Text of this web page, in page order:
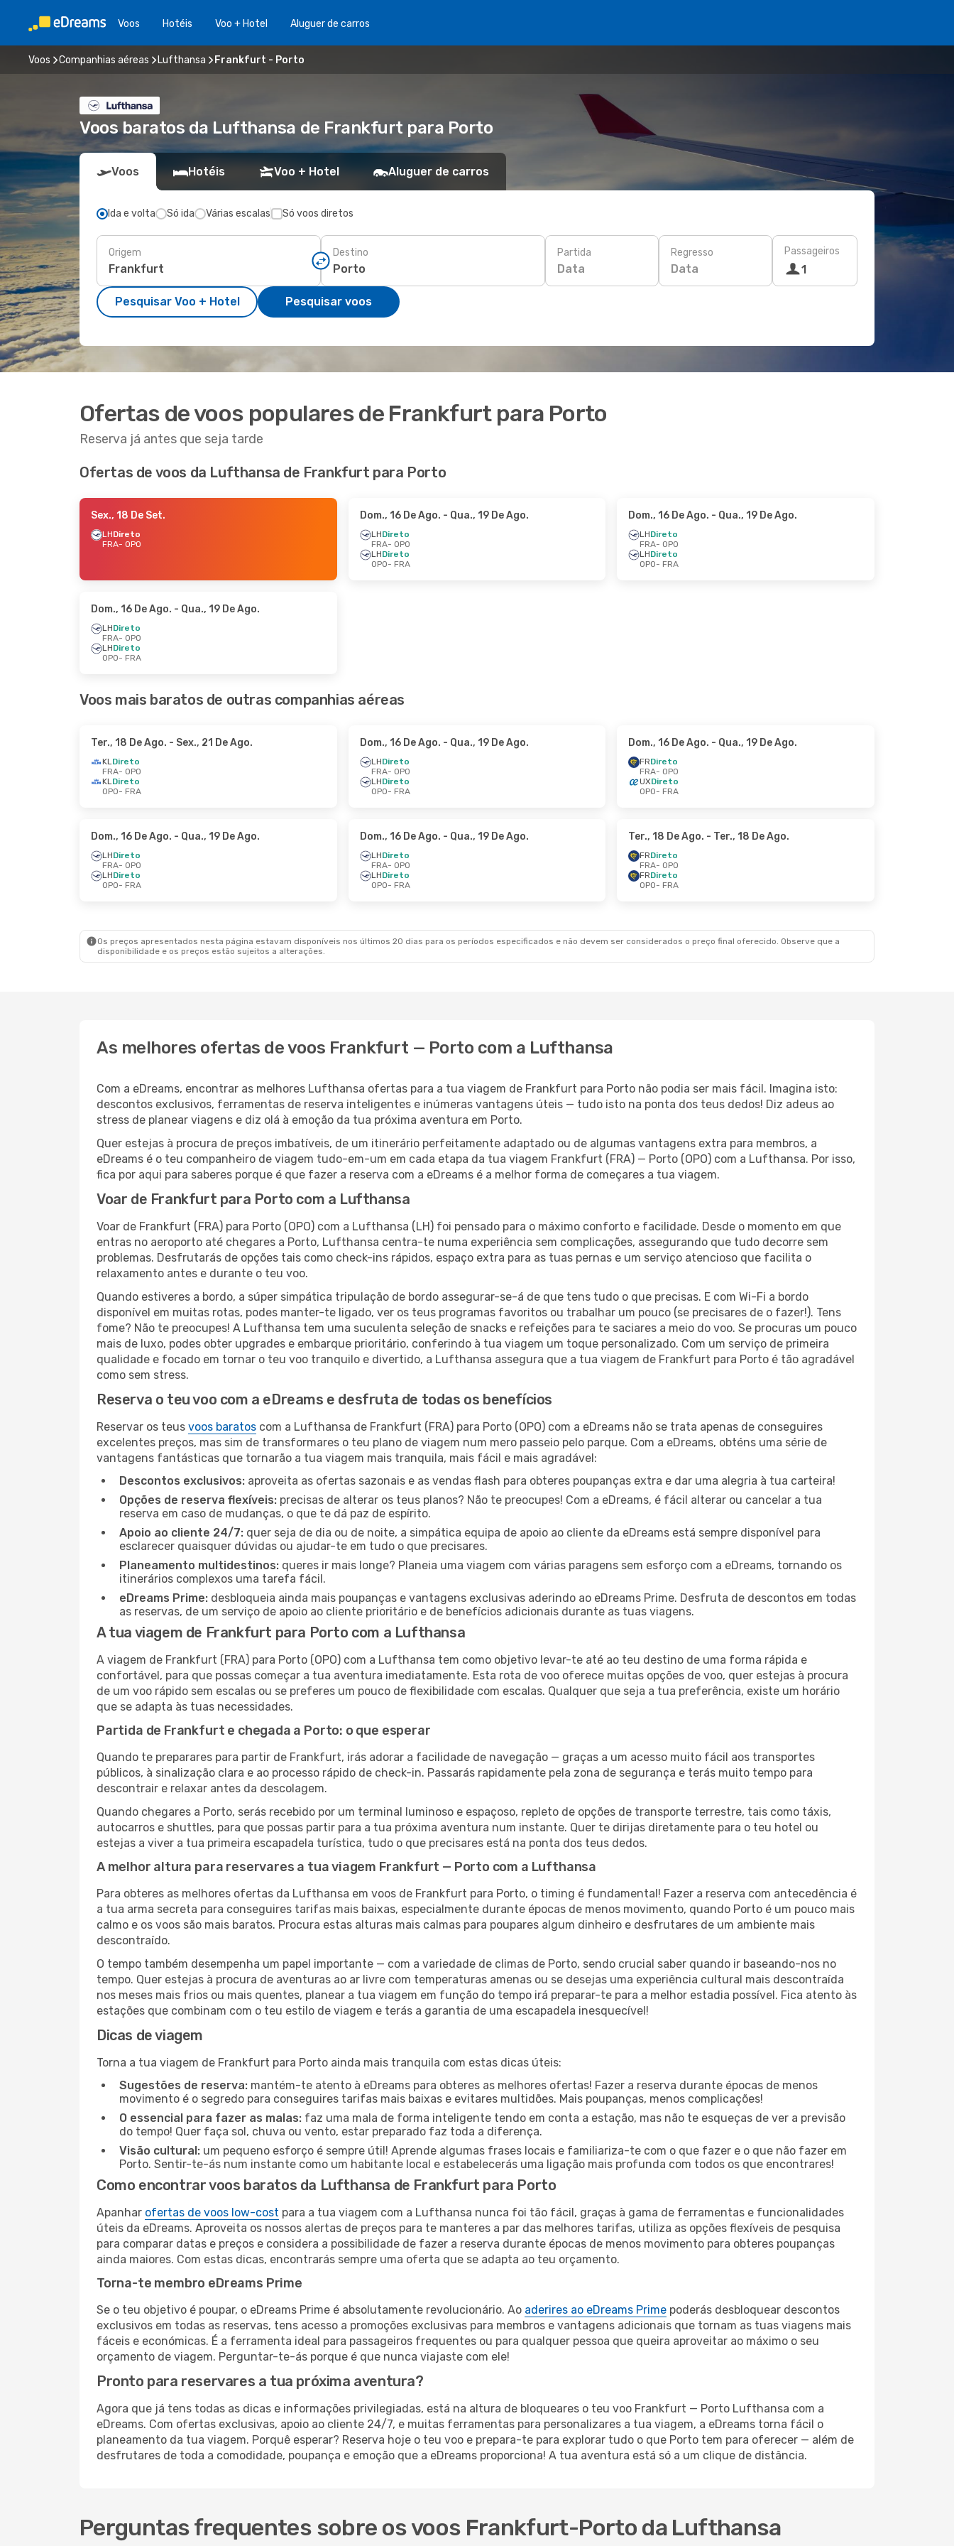
Voos Hotéis Voo + Hotel Aluguer de carros
Voos Companhias aéreas Lufthansa Frankfurt - Porto
Voos baratos da Lufthansa de Frankfurt para Porto
Voos Hotéis Voo + Hotel Aluguer de carros
Ida e volta Só ida Várias escalas Só voos diretos
Origem Destino Partida
Data
Regresso
Data
Passageiros
1
Pesquisar Voo + Hotel Pesquisar voos
Ofertas de voos populares de Frankfurt para Porto
Reserva já antes que seja tarde
Ofertas de voos da Lufthansa de Frankfurt para Porto
Sex., 18 De Set.
LHDireto
FRA- OPO
Dom., 16 De Ago. - Qua., 19 De Ago.
LHDireto
FRA- OPO
LHDireto
OPO- FRA
Dom., 16 De Ago. - Qua., 19 De Ago.
LHDireto
FRA- OPO
LHDireto
OPO- FRA
Dom., 16 De Ago. - Qua., 19 De Ago.
LHDireto
FRA- OPO
LHDireto
OPO- FRA
Voos mais baratos de outras companhias aéreas
Ter., 18 De Ago. - Sex., 21 De Ago.
KLDireto
FRA- OPO
KLDireto
OPO- FRA
Dom., 16 De Ago. - Qua., 19 De Ago.
LHDireto
FRA- OPO
LHDireto
OPO- FRA
Dom., 16 De Ago. - Qua., 19 De Ago.
FRDireto
FRA- OPO
UXDireto
OPO- FRA
Dom., 16 De Ago. - Qua., 19 De Ago.
LHDireto
FRA- OPO
LHDireto
OPO- FRA
Dom., 16 De Ago. - Qua., 19 De Ago.
LHDireto
FRA- OPO
LHDireto
OPO- FRA
Ter., 18 De Ago. - Ter., 18 De Ago.
FRDireto
FRA- OPO
FRDireto
OPO- FRA
Os preços apresentados nesta página estavam disponíveis nos últimos 20 dias para os períodos especificados e não devem ser considerados o preço final oferecido. Observe que a
disponibilidade e os preços estão sujeitos a alterações.
As melhores ofertas de voos Frankfurt — Porto com a Lufthansa
Com a eDreams, encontrar as melhores Lufthansa ofertas para a tua viagem de Frankfurt para Porto não podia ser mais fácil. Imagina isto:
descontos exclusivos, ferramentas de reserva inteligentes e inúmeras vantagens úteis — tudo isto na ponta dos teus dedos! Diz adeus ao
stress de planear viagens e diz olá à emoção da tua próxima aventura em Porto.
Quer estejas à procura de preços imbatíveis, de um itinerário perfeitamente adaptado ou de algumas vantagens extra para membros, a
eDreams é o teu companheiro de viagem tudo-em-um em cada etapa da tua viagem Frankfurt (FRA) — Porto (OPO) com a Lufthansa. Por isso,
fica por aqui para saberes porque é que fazer a reserva com a eDreams é a melhor forma de começares a tua viagem.
Voar de Frankfurt para Porto com a Lufthansa
Voar de Frankfurt (FRA) para Porto (OPO) com a Lufthansa (LH) foi pensado para o máximo conforto e facilidade. Desde o momento em que
entras no aeroporto até chegares a Porto, Lufthansa centra-te numa experiência sem complicações, assegurando que tudo decorre sem
problemas. Desfrutarás de opções tais como check-ins rápidos, espaço extra para as tuas pernas e um serviço atencioso que facilita o
relaxamento antes e durante o teu voo.
Quando estiveres a bordo, a súper simpática tripulação de bordo assegurar-se-á de que tens tudo o que precisas. E com Wi-Fi a bordo
disponível em muitas rotas, podes manter-te ligado, ver os teus programas favoritos ou trabalhar um pouco (se precisares de o fazer!). Tens
fome? Não te preocupes! A Lufthansa tem uma suculenta seleção de snacks e refeições para te saciares a meio do voo. Se procuras um pouco
mais de luxo, podes obter upgrades e embarque prioritário, conferindo à tua viagem um toque personalizado. Com um serviço de primeira
qualidade e focado em tornar o teu voo tranquilo e divertido, a Lufthansa assegura que a tua viagem de Frankfurt para Porto é tão agradável
como sem stress.
Reserva o teu voo com a eDreams e desfruta de todas os benefícios
Reservar os teus voos baratos com a Lufthansa de Frankfurt (FRA) para Porto (OPO) com a eDreams não se trata apenas de conseguires
excelentes preços, mas sim de transformares o teu plano de viagem num mero passeio pelo parque. Com a eDreams, obténs uma série de
vantagens fantásticas que tornarão a tua viagem mais tranquila, mais fácil e mais agradável:
Descontos exclusivos: aproveita as ofertas sazonais e as vendas flash para obteres poupanças extra e dar uma alegria à tua carteira!
Opções de reserva flexíveis: precisas de alterar os teus planos? Não te preocupes! Com a eDreams, é fácil alterar ou cancelar a tua
reserva em caso de mudanças, o que te dá paz de espírito.
Apoio ao cliente 24/7: quer seja de dia ou de noite, a simpática equipa de apoio ao cliente da eDreams está sempre disponível para
esclarecer quaisquer dúvidas ou ajudar-te em tudo o que precisares.
Planeamento multidestinos: queres ir mais longe? Planeia uma viagem com várias paragens sem esforço com a eDreams, tornando os
itinerários complexos uma tarefa fácil.
eDreams Prime: desbloqueia ainda mais poupanças e vantagens exclusivas aderindo ao eDreams Prime. Desfruta de descontos em todas
as reservas, de um serviço de apoio ao cliente prioritário e de benefícios adicionais durante as tuas viagens.
A tua viagem de Frankfurt para Porto com a Lufthansa
A viagem de Frankfurt (FRA) para Porto (OPO) com a Lufthansa tem como objetivo levar-te até ao teu destino de uma forma rápida e
confortável, para que possas começar a tua aventura imediatamente. Esta rota de voo oferece muitas opções de voo, quer estejas à procura
de um voo rápido sem escalas ou se preferes um pouco de flexibilidade com escalas. Qualquer que seja a tua preferência, existe um horário
que se adapta às tuas necessidades.
Partida de Frankfurt e chegada a Porto: o que esperar
Quando te preparares para partir de Frankfurt, irás adorar a facilidade de navegação — graças a um acesso muito fácil aos transportes
públicos, à sinalização clara e ao processo rápido de check-in. Passarás rapidamente pela zona de segurança e terás muito tempo para
descontrair e relaxar antes da descolagem.
Quando chegares a Porto, serás recebido por um terminal luminoso e espaçoso, repleto de opções de transporte terrestre, tais como táxis,
autocarros e shuttles, para que possas partir para a tua próxima aventura num instante. Quer te dirijas diretamente para o teu hotel ou
estejas a viver a tua primeira escapadela turística, tudo o que precisares está na ponta dos teus dedos.
A melhor altura para reservares a tua viagem Frankfurt — Porto com a Lufthansa
Para obteres as melhores ofertas da Lufthansa em voos de Frankfurt para Porto, o timing é fundamental! Fazer a reserva com antecedência é
a tua arma secreta para conseguires tarifas mais baixas, especialmente durante épocas de menos movimento, quando Porto é um pouco mais
calmo e os voos são mais baratos. Procura estas alturas mais calmas para poupares algum dinheiro e desfrutares de um ambiente mais
descontraído.
O tempo também desempenha um papel importante — com a variedade de climas de Porto, sendo crucial saber quando ir baseando-nos no
tempo. Quer estejas à procura de aventuras ao ar livre com temperaturas amenas ou se desejas uma experiência cultural mais descontraída
nos meses mais frios ou mais quentes, planear a tua viagem em função do tempo irá preparar-te para a melhor estadia possível. Fica atento às
estações que combinam com o teu estilo de viagem e terás a garantia de uma escapadela inesquecível!
Dicas de viagem
Torna a tua viagem de Frankfurt para Porto ainda mais tranquila com estas dicas úteis:
Sugestões de reserva: mantém-te atento à eDreams para obteres as melhores ofertas! Fazer a reserva durante épocas de menos
movimento é o segredo para conseguires tarifas mais baixas e evitares multidões. Mais poupanças, menos complicações!
O essencial para fazer as malas: faz uma mala de forma inteligente tendo em conta a estação, mas não te esqueças de ver a previsão
do tempo! Quer faça sol, chuva ou vento, estar preparado faz toda a diferença.
Visão cultural: um pequeno esforço é sempre útil! Aprende algumas frases locais e familiariza-te com o que fazer e o que não fazer em
Porto. Sentir-te-ás num instante como um habitante local e estabelecerás uma ligação mais profunda com todos os que encontrares!
Como encontrar voos baratos da Lufthansa de Frankfurt para Porto
Apanhar ofertas de voos low-cost para a tua viagem com a Lufthansa nunca foi tão fácil, graças à gama de ferramentas e funcionalidades
úteis da eDreams. Aproveita os nossos alertas de preços para te manteres a par das melhores tarifas, utiliza as opções flexíveis de pesquisa
para comparar datas e preços e considera a possibilidade de fazer a reserva durante épocas de menos movimento para obteres poupanças
ainda maiores. Com estas dicas, encontrarás sempre uma oferta que se adapta ao teu orçamento.
Torna-te membro eDreams Prime
Se o teu objetivo é poupar, o eDreams Prime é absolutamente revolucionário. Ao aderires ao eDreams Prime poderás desbloquear descontos
exclusivos em todas as reservas, tens acesso a promoções exclusivas para membros e vantagens adicionais que tornam as tuas viagens mais
fáceis e económicas. É a ferramenta ideal para passageiros frequentes ou para qualquer pessoa que queira aproveitar ao máximo o seu
orçamento de viagem. Perguntar-te-ás porque é que nunca viajaste com ele!
Pronto para reservares a tua próxima aventura?
Agora que já tens todas as dicas e informações privilegiadas, está na altura de bloqueares o teu voo Frankfurt — Porto Lufthansa com a
eDreams. Com ofertas exclusivas, apoio ao cliente 24/7, e muitas ferramentas para personalizares a tua viagem, a eDreams torna fácil o
planeamento da tua viagem. Porquê esperar? Reserva hoje o teu voo e prepara-te para explorar tudo o que Porto tem para oferecer — além de
desfrutares de toda a comodidade, poupança e emoção que a eDreams proporciona! A tua aventura está só a um clique de distância.
Perguntas frequentes sobre os voos Frankfurt-Porto da Lufthansa